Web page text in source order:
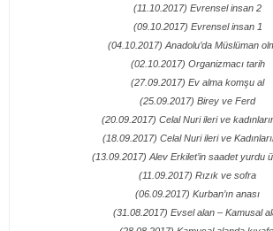
(11.10.2017) Evrensel insan 2
(09.10.2017) Evrensel insan 1
(04.10.2017) Anadolu’da Müslüman
(02.10.2017) Organizmacı tarih
(27.09.2017) Ev alma komşu al
(25.09.2017) Birey ve Ferd
(20.09.2017) Celal Nuri ileri ve
(18.09.2017) Celal Nuri ileri ve
(13.09.2017) Alev Erkilet’in saadet yurdu
(11.09.2017) Rızık ve sofra
(06.09.2017) Kurban’ın anası
(31.08.2017) Evsel alan – Kamusal